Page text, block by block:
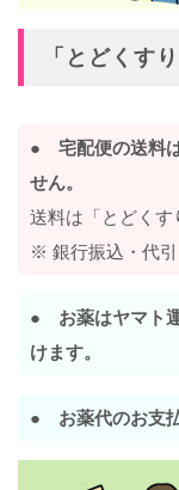
「とどくす
● 宅配便の送料
せん。
送料は「とどくす
※ 銀行振込・代引
● お薬はヤマト
けます。
● お薬代のお支